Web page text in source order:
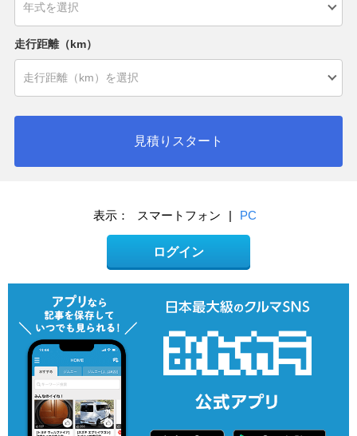
走行距離（km）
見積りスタート
表示： スマートフォン | PC
ログイン